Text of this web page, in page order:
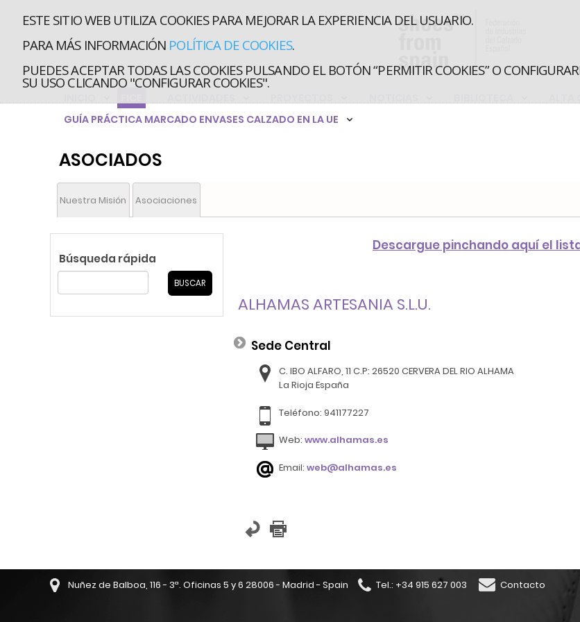
ESTE SITIO WEB UTILIZA COOKIES PARA MEJORAR LA EXPERIENCIA DEL USUARIO.
PARA MÁS INFORMACIÓN POLÍTICA DE COOKIES.
PUEDES ACEPTAR TODAS LAS COOKIES PULSANDO EL BOTÓN “PERMITIR COOKIES” O
SU USO CLICANDO "CONFIGURAR COOKIES".
GUÍA PRÁCTICA MARCADO ENVASES CALZADO EN LA UE
ASOCIADOS
Nuestra Misión Asociaciones
Descargue pinchando aquí el
ALHAMAS ARTESANIA S.L.U.
Sede Central
C. IBO ALFARO, 11 C.P: 26520 CERVERA DEL RIO ALHAMA
La Rioja España
Teléfono: 941177227
Web: www.alhamas.es
Email: web@alhamas.es
Búsqueda rápida
Nuñez de Balboa, 116 - 3ª. Oficinas 5 y 6 28006 - Madrid - Spain Tel.: +34 915 627 003 Contacto